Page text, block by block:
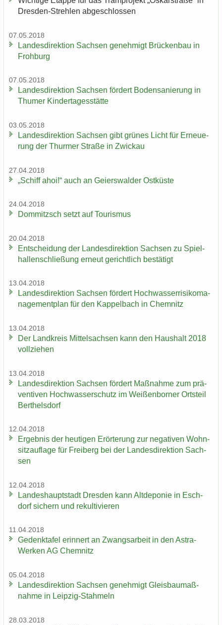
Dresden-​Strehlen ab­ge­schlos­sen
07.05.2018
Lan­des­di­rek­ti­on Sach­sen ge­neh­migt Brü­cken­bau in
Froh­burg
07.05.2018
Lan­des­di­rek­ti­on Sach­sen för­dert Bo­den­sa­nie­rung in
Thu­mer Kin­der­ta­ges­stät­te
03.05.2018
Lan­des­di­rek­ti­on Sach­sen gibt grü­nes Licht für Er­neue­
rung der Thur­mer Stra­ße in Zwi­ckau
27.04.2018
„Schiff ahoi!“ auch an Gei­ers­wal­der Ost­küs­te
24.04.2018
Dom­mitzsch setzt auf Tou­ris­mus
20.04.2018
Ent­schei­dung der Lan­des­di­rek­ti­on Sach­sen zu Spiel­
hal­len­schlie­ßung er­neut ge­richt­lich be­stä­tigt
13.04.2018
Lan­des­di­rek­ti­on Sach­sen för­dert Hoch­was­ser­ri­si­ko­ma­
nage­ment­plan für den Kap­pel­bach in Chem­nitz
13.04.2018
Der Land­kreis Mit­tel­sach­sen kann den Haus­halt 2018
voll­zie­hen
13.04.2018
Lan­des­di­rek­ti­on Sach­sen för­dert Maß­nah­me zum prä­
ven­ti­ven Hoch­was­ser­schutz im Wei­ßen­bor­ner Orts­teil
Bert­hels­dorf
12.04.2018
Er­geb­nis der heu­ti­gen Er­ör­te­rung zur ne­ga­ti­ven Wohn­
sitz­auf­la­ge für Frei­berg bei der Lan­des­di­rek­ti­on Sach­
sen
12.04.2018
Lan­des­haupt­stadt Dres­den kann Alt­de­po­nie in Esch­
dorf si­chern und re­kul­ti­vie­ren
11.04.2018
Ge­denk­ta­fel er­in­nert an Zwangs­ar­beit in den Astra-​
Werken AG Chem­nitz
05.04.2018
Lan­des­di­rek­ti­on Sach­sen ge­neh­migt Gleis­bau­maß­
nah­me in Leipzig-​Stahmeln
28.03.2018